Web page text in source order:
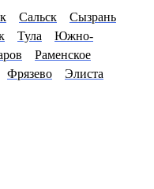
Сальск
Сызрань
Тула
Южно-
Раменское
Фрязево
Элиста